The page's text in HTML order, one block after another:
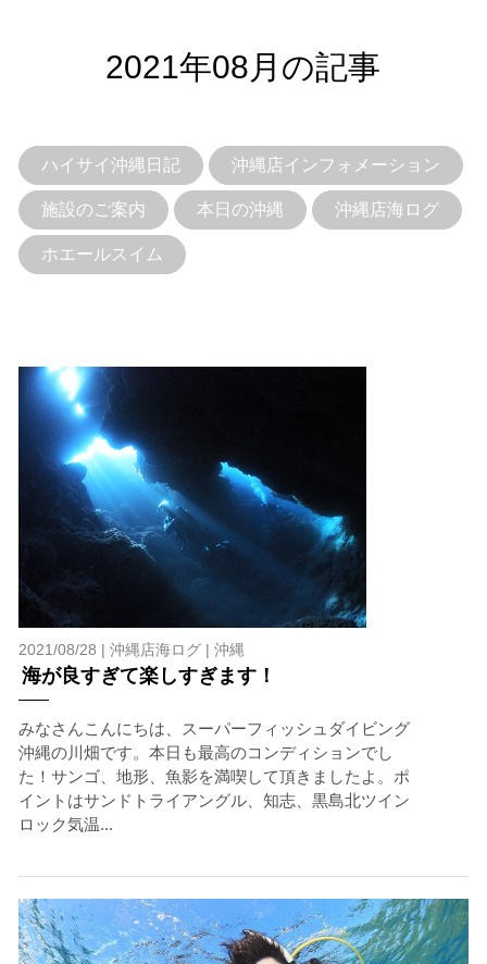
2021年08月の記事
ハイサイ沖縄日記 沖縄店インフォメーション
施設のご案内 本日の沖縄 沖縄店海ログ
ホエールスイム
2021/08/28 | 沖縄店海ログ| 沖縄
海が良すぎて楽しすぎます！
みなさんこんにちは、スーパーフィッシュダイビング
沖縄の川畑です。本日も最高のコンディションでし
た！サンゴ、地形、魚影を満喫して頂きましたよ。ポ
イントはサンドトライアングル、知志、黒島北ツイン
ロック気温...